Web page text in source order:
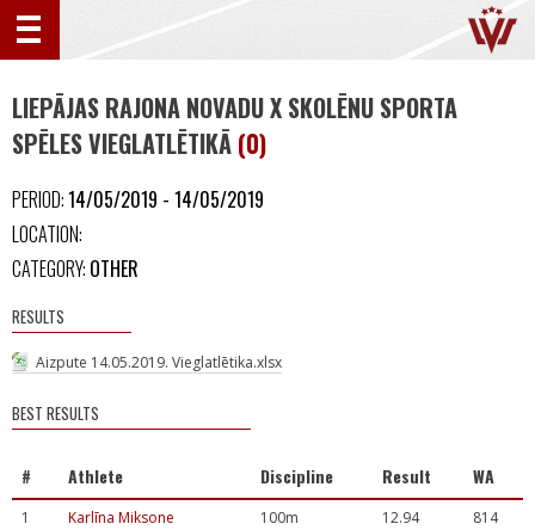
LIEPĀJAS RAJONA NOVADU X SKOLĒNU SPORTA
SPĒLES VIEGLATLĒTIKĀ (0)
PERIOD:14/05/2019 - 14/05/2019
LOCATION:
CATEGORY: OTHER
RESULTS
Aizpute 14.05.2019. Vieglatlētika.xlsx
BEST RESULTS
# Athlete Discipline Result WA
1 Karlīna Miksone 100m 12.94
814